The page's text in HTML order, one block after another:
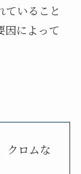
ていること
因によって
クロムな